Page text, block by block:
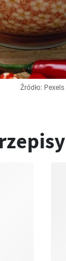
Źródło: Pexels